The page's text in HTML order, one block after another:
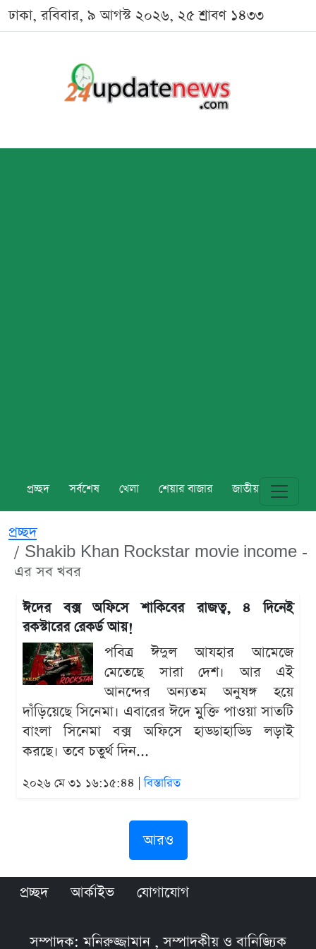
ঢাকা, রবিবার, ৯ আগস্ট ২০২৬, ২৫ শ্রাবণ ১৪৩৩
প্রচ্ছদ সর্বশেষ খেলা শেয়ার বাজার জাতীয় বিশ্ব
প্রচ্ছদ
Shakib Khan Rockstar movie income -
এর সব খবর
ঈদের বক্স অফিসে শাকিবের রাজত্ব, ৪ দিনেই
রকস্টারের রেকর্ড আয়!
পবিত্র ঈদুল আযহার আমেজে
মেতেছে সারা দেশ। আর এই
আনন্দের অন্যতম অনুষঙ্গ হয়ে
দাঁড়িয়েছে সিনেমা। এবারের ঈদে মুক্তি পাওয়া সাতটি
বাংলা সিনেমা বক্স অফিসে হাড্ডাহাড্ডি লড়াই
করছে। তবে চতুর্থ দিন...
২০২৬ মে ৩১ ১৬:১৫:৪৪ |বিস্তারিত
আরও
প্রচ্ছদ আর্কাইভ যোগাযোগ
সম্পাদক: মনিরুজ্জামান , সম্পাদকীয় ও বানিজ্যিক